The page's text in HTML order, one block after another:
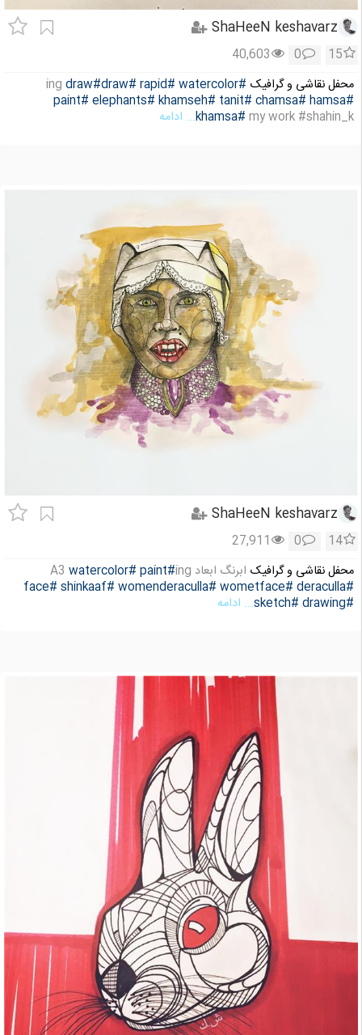
ShaHeeN keshavarz
15
0
40,603
محفل نقاشی و گرافیک #watercolor
#rapid
#draw
ing
#draw
#paint
#elephants #khamseh #tanit #chamsa
#hamsa
#khamsa my work #shahin_k ... ادامه
ShaHeeN keshavarz
14
0
27,911
محفل نقاشی و گرافیک ابرنگ ابعاد A3 #watercolor #painting
#deraculla
#wometface
#womenderaculla
#shinkaaf
#face
#drawing
#sketch ... ادامه